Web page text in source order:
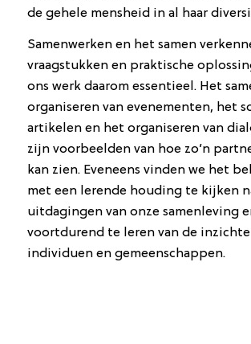
de gehele mensheid in al haar
Samenwerken en het samen
vraagstukken en praktische
ons werk daarom essentieel. Het
organiseren van evenementen, het
artikelen en het organiseren van
zijn voorbeelden van hoe zo’n
kan zien. Eveneens vinden we het
met een lerende houding te kijken
uitdagingen van onze samenleving
voortdurend te leren van de
individuen en gemeenschappen.